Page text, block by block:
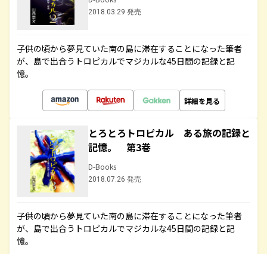
2018.03.29 発売
子供の頃から夢見ていた南の島に滞在することになった筆者
が、島で出合うトロピカルでマジカルな45日間の記録と記
憶。
詳細を見る
とろとろトロピカル ある旅の記録と
記憶。 第3巻
D-Books
2018.07.26 発売
子供の頃から夢見ていた南の島に滞在することになった筆者
が、島で出合うトロピカルでマジカルな45日間の記録と記
憶。